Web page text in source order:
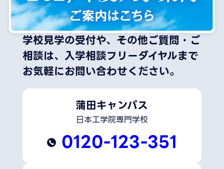
学校見学の受付や、その他ご質問・ご
相談は、 入学相談フリーダイヤルまで
お気軽にお問い合わせください。
蒲田キャンパス
日本工学院専門学校
0120-123-351